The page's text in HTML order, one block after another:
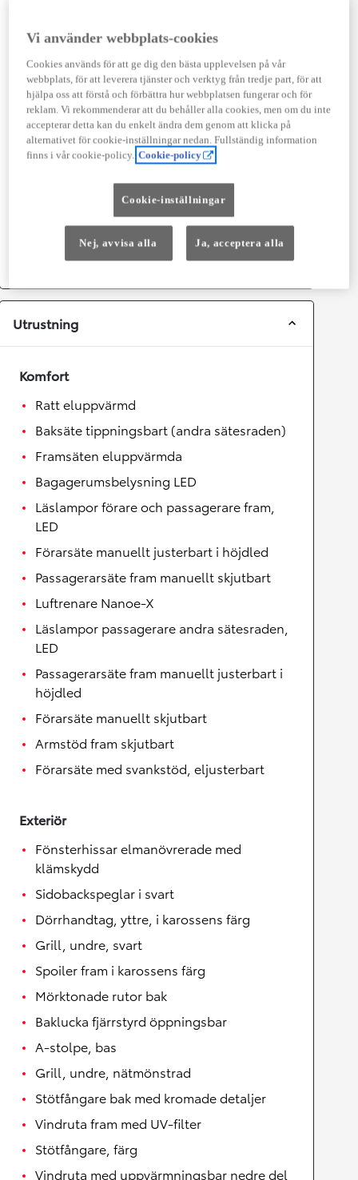
Cylindrar
Kapacitet
1 798cc
Effekt
103kw (140 hk)
Prestanda
Topphastighet
Acceleration 0-100km/h
Framhjulsdrift
Växellåda
Automat
Utrustning
Komfort
Ratt eluppvärmd
Baksäte tippningsbart (andra sätesraden)
Framsäten eluppvärmda
Bagagerumsbelysning LED
Läslampor förare och passagerare fram,
LED
Förarsäte manuellt justerbart i höjdled
Passagerarsäte fram manuellt skjutbart
Luftrenare Nanoe-X
Läslampor passagerare andra sätesraden,
LED
Passagerarsäte fram manuellt justerbart i
höjdled
Förarsäte manuellt skjutbart
Armstöd fram skjutbart
Förarsäte med svankstöd, eljusterbart
Exteriör
Fönsterhissar elmanövrerade med
klämskydd
Sidobackspeglar i svart
Dörrhandtag, yttre, i karossens färg
Grill, undre, svart
Spoiler fram i karossens färg
Mörktonade rutor bak
Baklucka fjärrstyrd öppningsbar
A-stolpe, bas
Grill, undre, nätmönstrad
Stötfångare bak med kromade detaljer
Vindruta fram med UV-filter
Stötfångare, färg
Vindruta med uppvärmningsbar nedre del
Vi använder webbplats-cookies
Cookies används för att ge dig den bästa upplevelsen på vår
webbplats, för att leverera tjänster och verktyg från tredje part, för att
hjälpa oss att förstå och förbättra hur webbplatsen fungerar och för
reklam. Vi rekommenderar att du behåller alla cookies, men om du inte
accepterar detta kan du enkelt ändra dem genom att klicka på
alternativet för cookie-inställningar nedan. Fullständig information
finns i vår cookie-policy. Cookie-policy
Cookie-inställningar
Nej, avvisa alla Ja, acceptera alla